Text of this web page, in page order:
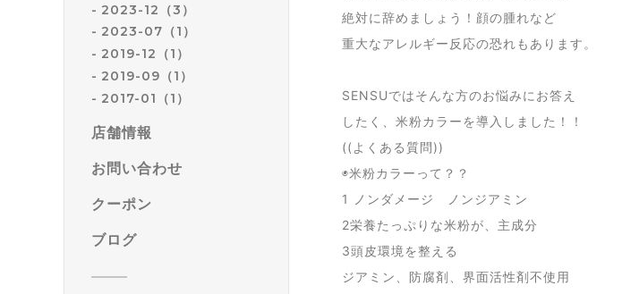
2023-12（3）
2023-07（1）
2019-12（1）
2019-09（1）
2017-01（1）
店舗情報
お問い合わせ
クーポン
ブログ
絶対に辞めましょう！顔の腫れなど
重大なアレルギー反応の恐れもあります。
SENSUではそんな方のお悩みにお答え
したく、米粉カラーを導入しました！！
((よくある質問))
◉米粉カラーって？？
1 ノンダメージ ノンジアミン
2栄養たっぷりな米粉が、主成分
3頭皮環境を整える
ジアミン、防腐剤、界面活性剤不使用